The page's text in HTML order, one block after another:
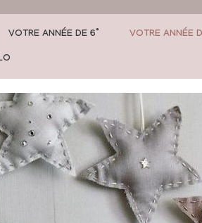
VOTRE ANNÉE DE 6° VOTRE ANNÉE